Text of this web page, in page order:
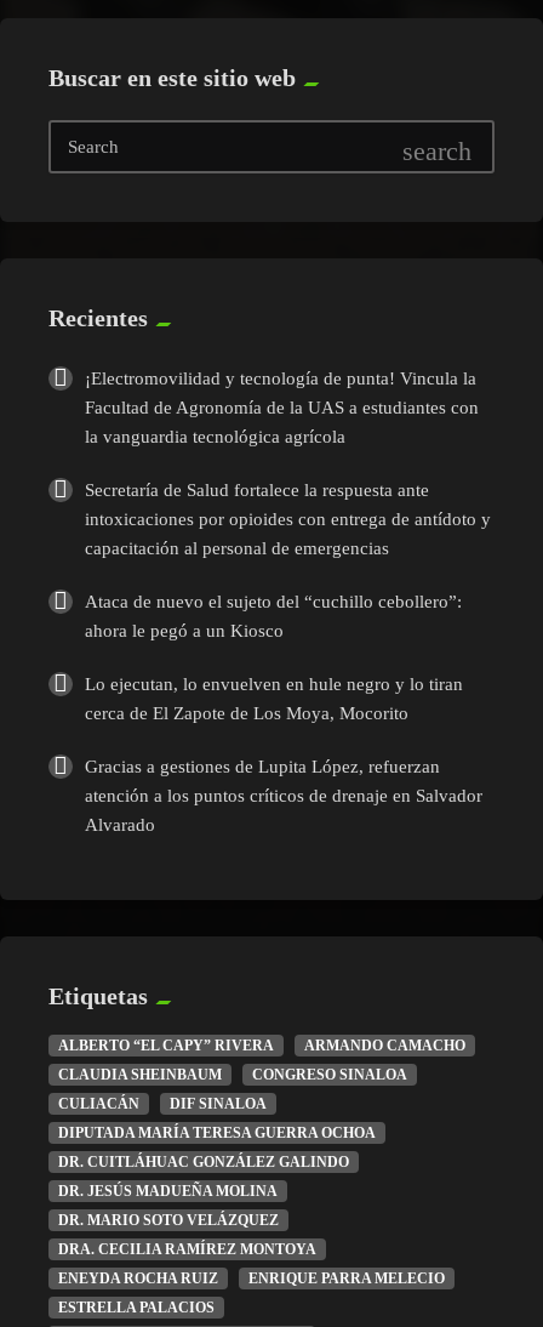
Buscar en este sitio web
Search search
Recientes
¡Electromovilidad y tecnología de punta! Vincula la
Facultad de Agronomía de la UAS a estudiantes con
la vanguardia tecnológica agrícola
Secretaría de Salud fortalece la respuesta ante
intoxicaciones por opioides con entrega de antídoto y
capacitación al personal de emergencias
Ataca de nuevo el sujeto del “cuchillo cebollero”:
ahora le pegó a un Kiosco
Lo ejecutan, lo envuelven en hule negro y lo tiran
cerca de El Zapote de Los Moya, Mocorito
Gracias a gestiones de Lupita López, refuerzan
atención a los puntos críticos de drenaje en Salvador
Alvarado
Etiquetas
ALBERTO “EL CAPY” RIVERA
ARMANDO CAMACHO
CLAUDIA SHEINBAUM
CONGRESO SINALOA
CULIACÁN
DIF SINALOA
DIPUTADA MARÍA TERESA GUERRA OCHOA
DR. CUITLÁHUAC GONZÁLEZ GALINDO
DR. JESÚS MADUEÑA MOLINA
DR. MARIO SOTO VELÁZQUEZ
DRA. CECILIA RAMÍREZ MONTOYA
ENEYDA ROCHA RUIZ
ENRIQUE PARRA MELECIO
ESTRELLA PALACIOS